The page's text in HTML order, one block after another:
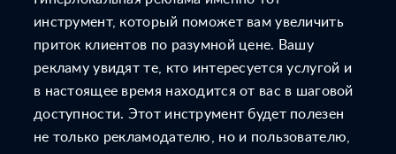
инструмент, который поможет вам увеличить
приток клиентов по разумной цене. Вашу
рекламу увидят те, кто интересуется услугой и
в настоящее время находится от вас в шаговой
доступности. Этот инструмент будет полезен
не только рекламодателю, но и пользователю,